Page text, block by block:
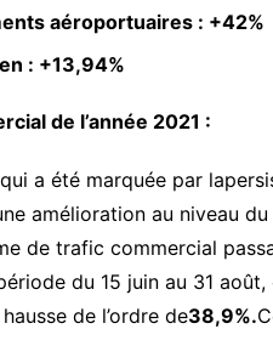
aéroportuaires : +42%
: +13,94%
de l’année 2021 :
qui a été marquée par
amélioration au niveau
de trafic commercial
du 15 juin au 31
de l’ordre de38,9%.